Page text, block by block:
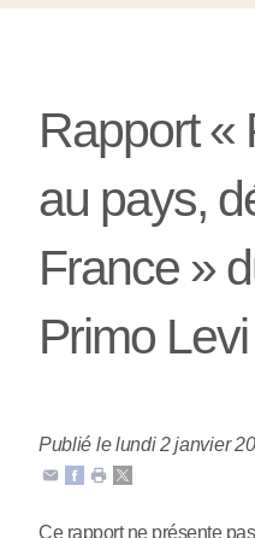
Rapport «
au pays,
France »
Primo Levi
Publié le lundi 2 janvier
Ce rapport ne présente